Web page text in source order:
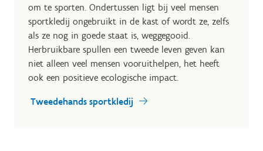
om te sporten. Ondertussen ligt bij veel mensen
sportkledij ongebruikt in de kast of wordt ze, zelfs
als ze nog in goede staat is, weggegooid.
Herbruikbare spullen een tweede leven geven kan
niet alleen veel mensen vooruithelpen, het heeft
ook een positieve ecologische impact.
Tweedehands sportkledij